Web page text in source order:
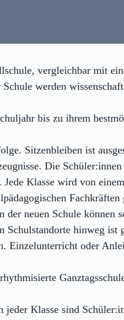
vergleichbar mit
werden
bis zu ihrem
Sitzenbleiben ist
Die
Jede Klasse wird von
der neuen Schule können
Schulstandorte hinweg
Einzelunterricht oder
Klasse sind